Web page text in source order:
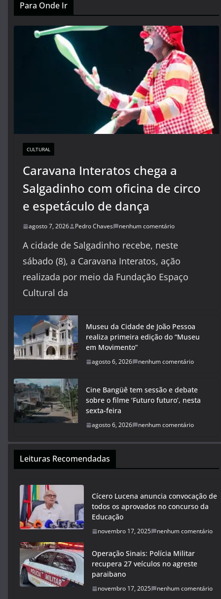
Para Onde Ir
CULTURAL
Caravana Interatos chega a
Salgadinho com oficina de circo
e espetáculo de dança
agosto 7, 2026 Pedro Chaves nenhum comentário
A cidade de Salgadinho recebe, neste
sábado (8), a Caravana Interatos, ação
realizada por meio da Fundação Espaço
Cultural da
Museu da Cidade de João Pessoa
realiza primeira edição do “Museu
em Movimento”
agosto 6, 2026 nenhum comentário
Cine Bangüê tem sessão e debate
sobre o filme ‘Futuro futuro’, nesta
sexta-feira
agosto 6, 2026 nenhum comentário
Leituras Recomendadas
Cícero Lucena anuncia convocação de
todos os aprovados no concurso da
Educação
novembro 17, 2025 nenhum comentário
Operação Sinais: Polícia Militar
recupera 27 veículos no agreste
paraibano
novembro 17, 2025 nenhum comentário